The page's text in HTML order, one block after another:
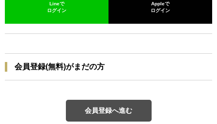
Lineで
ログイン
Appleで
ログイン
会員登録(無料)がまだの方
会員登録へ進む